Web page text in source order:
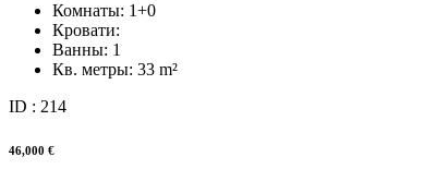
Комнаты: 1+0
Кровати:
Ванны: 1
Кв. метры: 33 m²
ID : 214
46,000 €